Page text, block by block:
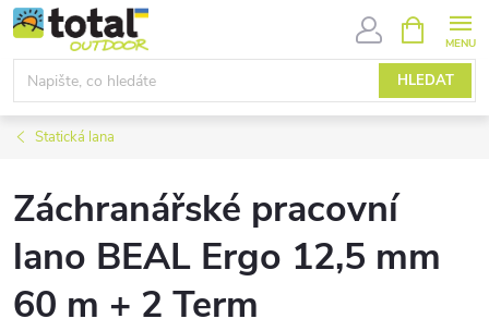
Přejít
na
obsah
HLEDAT
NÁKUPNÍ
KOŠÍK
Statická lana
Záchranářské pracovní
lano BEAL Ergo 12,5 mm
60 m + 2 Term